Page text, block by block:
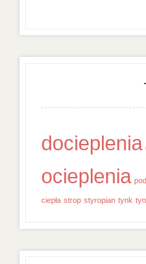
docieplenia
ocieplenia
ciepła strop styropian tynk